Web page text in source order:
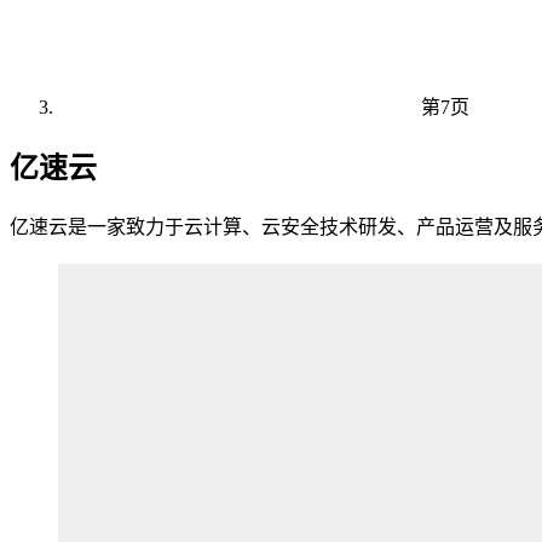
第7页
亿速云
亿速云是一家致力于云计算、云安全技术研发、产品运营及服